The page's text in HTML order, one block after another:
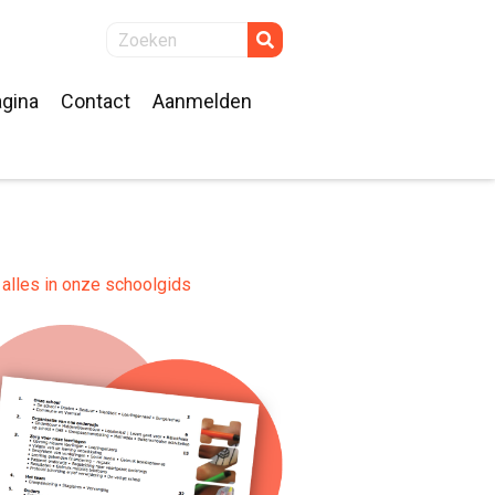
Contact
Aanmelden
in onze schoolgids